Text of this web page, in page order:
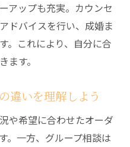
アップも充実。カウンセ
ドバイスを行い、成婚ま
。これにより、自分に合
ます。
違いを理解しよう
や希望に合わせたオーダ
。一方、グループ相談は